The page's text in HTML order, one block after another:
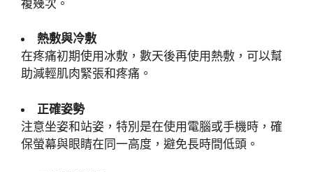
複幾次。
熱敷與冷敷
在疼痛初期使用冰敷，數天後再使用熱敷，可以幫
助減輕肌肉緊張和疼痛。
正確姿勢
注意坐姿和站姿，特別是在使用電腦或手機時，確
保螢幕與眼睛在同一高度，避免長時間低頭。